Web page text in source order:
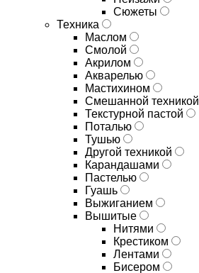
Сюжеты
Техника
Маслом
Смолой
Акрилом
Акварелью
Мастихином
Смешанной техникой
Текстурной пастой
Поталью
Тушью
Другой техникой
Карандашами
Пастелью
Гуашь
Выжиганием
Вышитые
Нитями
Крестиком
Лентами
Бисером